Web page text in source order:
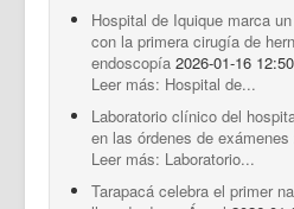
Hospital de Iquique marca
con la primera cirugía de
endoscopía 2026-01-16
Leer más: Hospital de...
Laboratorio clínico del
en las órdenes de exámenes
Leer más: Laboratorio...
Tarapacá celebra el primer